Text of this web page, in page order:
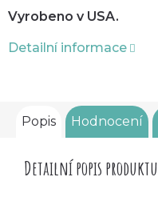
Vyrobeno v USA.
Detailní informace
Popis Hodnocení
Detailní popis produktu